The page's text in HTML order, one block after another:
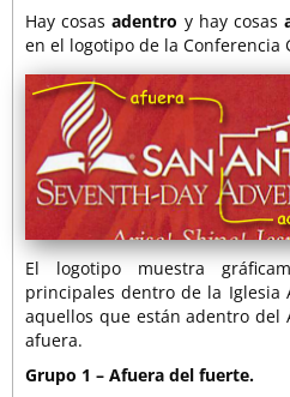
Hay cosasadentro y hay cosas
en el logotipo de la Conferencia
El logotipo muestra
principales dentro de la Iglesia
aquellos que están adentro del
afuera.
Grupo 1 – Afuera del fuerte.